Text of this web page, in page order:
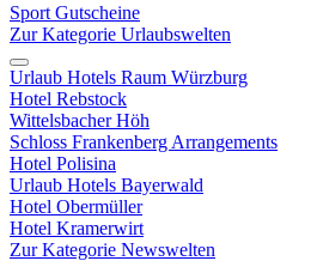
Sport Gutscheine
Zur Kategorie Urlaubswelten
Urlaub Hotels Raum Würzburg
Hotel Rebstock
Wittelsbacher Höh
Schloss Frankenberg Arrangements
Hotel Polisina
Urlaub Hotels Bayerwald
Hotel Obermüller
Hotel Kramerwirt
Zur Kategorie Newswelten